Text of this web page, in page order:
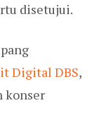
disetujui.
Digital DBS,
konser